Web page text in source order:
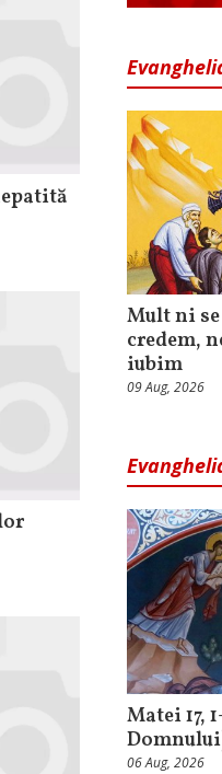
Mult ni
credem,
iubim
09 Aug, 2026
Matei 17,
06 Aug, 2026